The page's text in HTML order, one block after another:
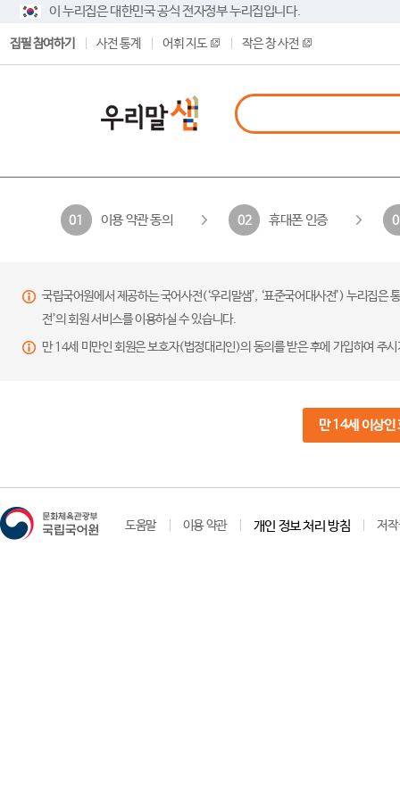
이 누리집은 대한민국 공식 전자정부 누리집입니다.
집필 참여하기 사전 통계 어휘 지도 작은 창 사전
01 이용 약관 동의 02 휴대폰 인증
국립국어원에서 제공하는 국어사전(‘우리말샘’, ‘표준국어대사전’) 누리집
전’의 회원 서비스를 이용하실 수 있습니다.
만 14세 미만인 회원은 보호자(법정대리인)의 동의를 받은 후에 가입하여 주
만 14세 이상인
도움말 이용 약관 개인 정보 처리 방침 저